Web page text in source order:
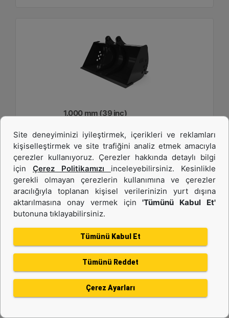
1.000 mm (39 inç)
Genişlik :
39.4 inç - 1000 mm
Kapasite :
6 ft³ - 169.89 l
Ağırlık :
258.6 lb - 117.3 kg
Detay Teklif Al
Site deneyiminizi iyileştirmek, içerikleri ve reklamları
kişiselleştirmek ve site trafiğini analiz etmek amacıyla
çerezler kullanıyoruz. Çerezler hakkında detaylı bilgi
için Çerez Politikamızı inceleyebilirsiniz. Kesinlikle
gerekli olmayan çerezlerin kullanımına ve çerezler
aracılığıyla toplanan kişisel verilerinizin yurt dışına
aktarılmasına onay vermek için'Tümünü Kabul Et'
butonuna tıklayabilirsiniz.
Tümünü Kabul Et
Tümünü Reddet
Çerez Ayarları